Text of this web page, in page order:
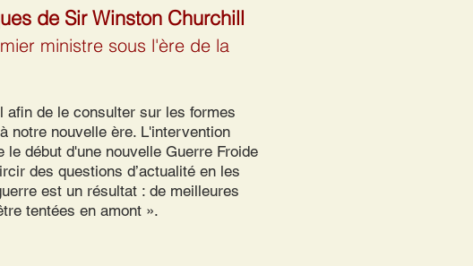
de Sir Winston Churchill
ministre sous l'ère de la
afin de le consulter sur les formes
notre nouvelle ère. L'intervention
début d'une nouvelle Guerre Froide
des questions d’actualité en les
est un résultat : de meilleures
tentées en amont ».